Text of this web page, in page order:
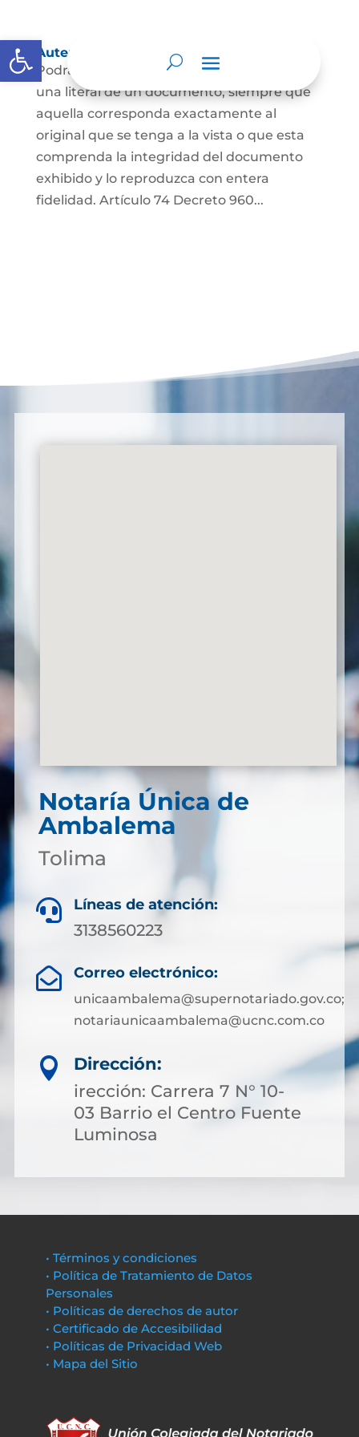
Abrir barra de herramientas
Autenticación de Copias
Podrá autenticarse una copia mecánica o
una literal de un documento, siempre que
aquella corresponda exactamente al
original que se tenga a la vista o que esta
comprenda la integridad del documento
exhibido y lo reproduzca con entera
fidelidad. Artículo 74 Decreto 960...
Notaría Única de
Ambalema
Tolima
 Líneas de atención:
3138560223
 Correo electrónico:
unicaambalema@supernotariado.gov.co;
notariaunicaambalema@ucnc.com.co

Dirección:
irección: Carrera 7 N° 10-
03 Barrio el Centro Fuente
Luminosa
• Términos y condiciones
• Política de Tratamiento de Datos
Personales
• Políticas de derechos de autor
• Certificado de Accesibilidad
• Políticas de Privacidad Web
• Mapa del Sitio